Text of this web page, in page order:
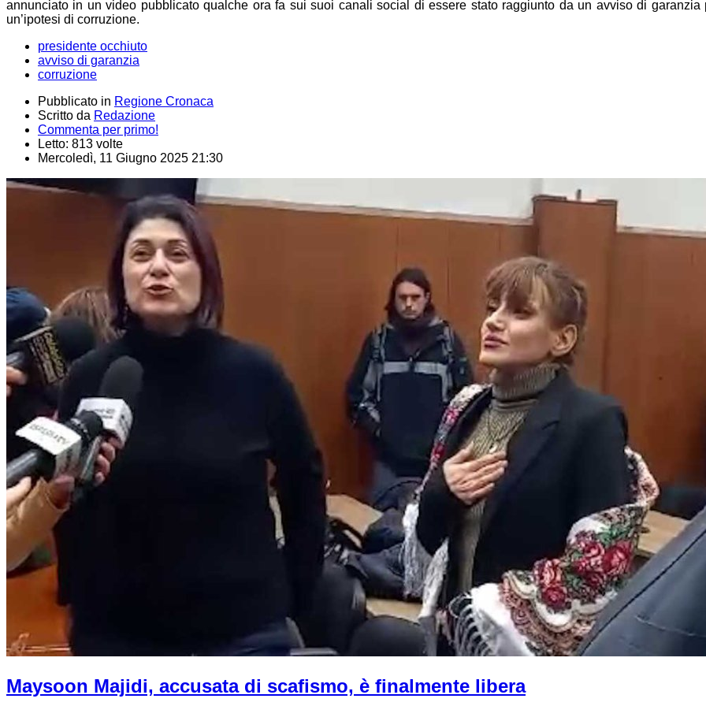
annunciato in un video pubblicato qualche ora fa sui suoi canali social di essere stato raggiunto da un avviso di garanzia
un’ipotesi di corruzione.
presidente occhiuto
avviso di garanzia
corruzione
Pubblicato in Regione Cronaca
Scritto da Redazione
Commenta per primo!
Letto: 813 volte
Mercoledì, 11 Giugno 2025 21:30
Maysoon Majidi, accusata di scafismo, è finalmente libera